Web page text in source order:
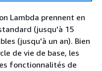
Lambda prennent en
(jusqu'à 15
(jusqu'à un an). Bien
de vie de base, les
fonctionnalités de